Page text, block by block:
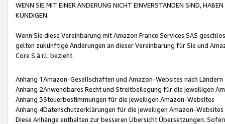
WENN SIE MIT EINER ÄNDERUNG NICHT EINVERSTANDEN SIND,
KÜNDIGEN.
Wenn Sie diese Vereinbarung mit Amazon France Services SAS
gelten zukünftige Änderungen an dieser Vereinbarung für Sie und
Core S.à r.l. bezieht.
Anhang 1Amazon-Gesellschaften und Amazon-Websites nach Ländern
Anhang 2Anwendbares Recht und Streitbeilegung für die jeweiligen
Anhang 3Steuerbestimmungen für die jeweiligen Amazon-Websites
Anhang 4Datenschutzerklärungen für die jeweiligen Amazon-Websites
Diese Anhänge enthalten zur besseren Übersicht Übersetzungen.